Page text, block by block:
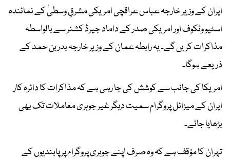
ایران کے وزیر خارجہ عباس عراقچی امریکی مشرقِ وسطیٰ کے نمائندہ
اسٹیو وٹکوف اور امریکی صدر کے داماد جیرڈ کشنر سے بالواسطہ
مذاکرات کریں گے۔ یہ رابطہ عمان کے وزیر خارجہ بدر بن حمد کے
ذریعے ہوگا۔
امریکا کی جانب سے کوشش کی جا رہی ہے کہ مذاکرات کا دائرہ کار
ایران کے میزائل پروگرام سمیت دیگر غیر جوہری معاملات تک بھی
بڑھایا جائے۔
تہران کا مؤقف ہے کہ وہ صرف اپنے جوہری پروگرام پر پابندیوں کے